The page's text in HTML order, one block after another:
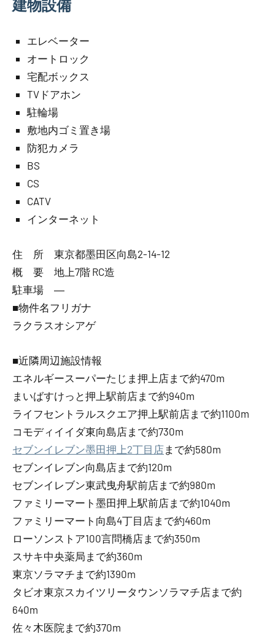
建物設備
エレベーター
オートロック
宅配ボックス
TVドアホン
駐輪場
敷地内ゴミ置き場
防犯カメラ
BS
CS
CATV
インターネット
住 所 東京都墨田区向島2-14-12
概 要 地上7階 RC造
駐車場 ―
■物件名フリガナ
ラクラスオシアゲ
■近隣周辺施設情報
エネルギースーパーたじま押上店まで約470m
まいばすけっと押上駅前店まで約940m
ライフセントラルスクエア押上駅前店まで約1100m
コモディイイダ東向島店まで約730m
セブンイレブン墨田押上2丁目店まで約580m
セブンイレブン向島店まで約120m
セブンイレブン東武曳舟駅前店まで約980m
ファミリーマート墨田押上駅前店まで約1040m
ファミリーマート向島4丁目店まで約460m
ローソンストア100言問橋店まで約350m
スサキ中央薬局まで約360m
東京ソラマチまで約1390m
タビオ東京スカイツリータウンソラマチ店まで約
640m
佐々木医院まで約370m